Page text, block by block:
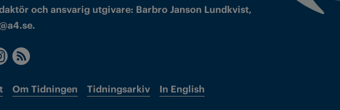
och ansvarig utgivare: Barbro Janson Lundkvist,
Om Tidningen Tidningsarkiv In English